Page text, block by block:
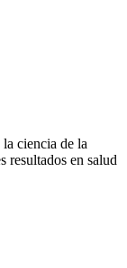
ciencia de la
resultados en salud